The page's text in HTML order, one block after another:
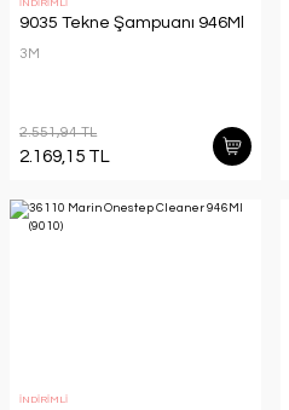
İNDİRİMLİ
9035 Tekne Şampuanı 946Ml
3M
2.551,94 TL
2.169,15 TL
İNDİRİMLİ